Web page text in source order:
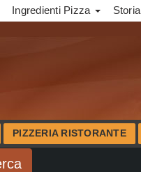
Ingredienti Pizza Storia
PIZZERIA RISTORANTE